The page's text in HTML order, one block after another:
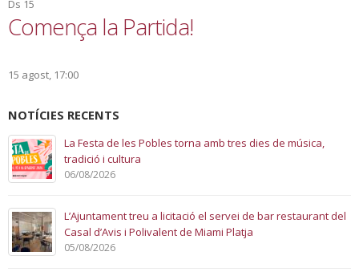
Ds 15
Comença la Partida!
15 agost, 17:00
NOTÍCIES RECENTS
La Festa de les Pobles torna amb tres dies de música,
tradició i cultura
06/08/2026
L’Ajuntament treu a licitació el servei de bar restaurant del
Casal d’Avis i Polivalent de Miami Platja
05/08/2026